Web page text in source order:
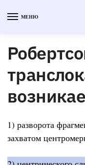
МЕНЮ
1) разворота
захватом